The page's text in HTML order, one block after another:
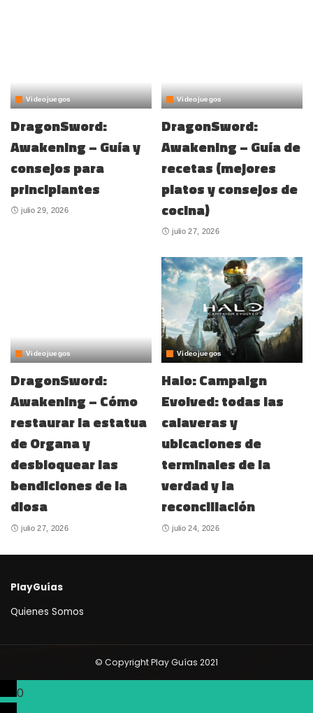
Videojuegos
DragonSword:
Awakening – Guía y
consejos para
principiantes
julio 29, 2026
Videojuegos
DragonSword:
Awakening – Guía de
recetas (mejores
platos y consejos de
cocina)
julio 27, 2026
Videojuegos
DragonSword:
Awakening – Cómo
restaurar la estatua
de Organa y
desbloquear las
bendiciones de la
diosa
julio 27, 2026
Videojuegos
Halo: Campaign
Evolved: todas las
calaveras y
ubicaciones de
terminales de la
verdad y la
reconciliación
julio 24, 2026
PlayGuías
Quienes Somos
© Copyright Play Guías 2021
0